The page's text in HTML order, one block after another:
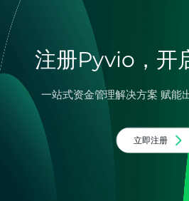
注册Pyvio，开
一站式资金管理解决方案 赋能
立即注册